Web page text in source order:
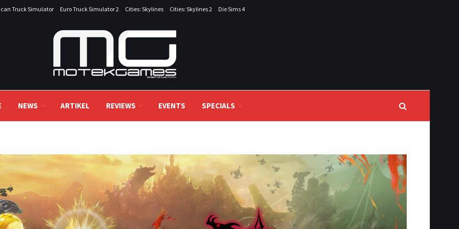
Truck Simulator Euro Truck Simulator 2 Cities: Skylines Cities: Skylines 2 Die Sims 4
NEWS ARTIKEL REVIEWS EVENTS SPECIALS